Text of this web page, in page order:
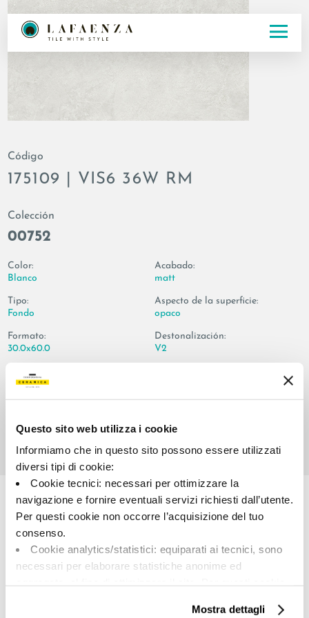
Questo sito web utilizza i cookie
Informiamo che in questo sito possono essere utilizzati
diversi tipi di cookie:
Cookie tecnici: necessari per ottimizzare la
navigazione e fornire eventuali servizi richiesti dall’utente.
Per questi cookie non occorre l’acquisizione del tuo
consenso.
Cookie analytics/statistici: equiparati ai tecnici, sono
necessari per elaborare statistiche anonime ed
Cookie di profilazione/marketing: sono utilizzati, solo
Mostra dettagli
Código
175109 | VIS6 36W RM
Colección
00752
Color:
Blanco
Tipo:
Fondo
Formato:
30.0x60.0
Acabado:
matt
Aspecto de la superficie:
opaco
Destonalización:
V2
Share: